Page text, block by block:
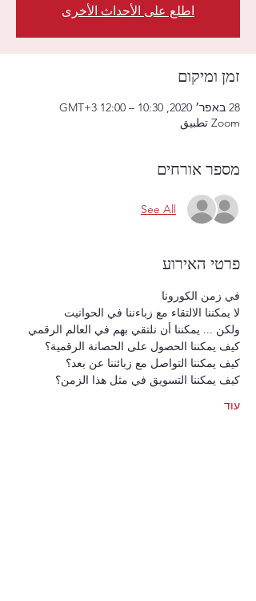
اطلع على الأحداث الأخرى
זמן ומיקום
28 באפר׳ 2020, 10:30 – 12:00 GMT‎+3‎
Zoom تطبيق
מספר אורחים
See All
פרטי האירוע
في زمن الكورونا
لا يمكننا الالتقاء مع زباءننا في الحوانيت
ولكن ... يمكننا أن نلتقي بهم في العالم الرقمي
كيف يمكننا الحصول على الحصانة الرقمية؟
كيف يمكننا التواصل مع زبائننا عن بعد؟
كيف يمكننا التسويق في مثل هذا الزمن؟
עוד